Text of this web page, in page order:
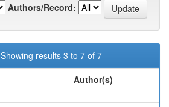
Authors/Record:
Showing results 3 to 7 of 7
Author(s)